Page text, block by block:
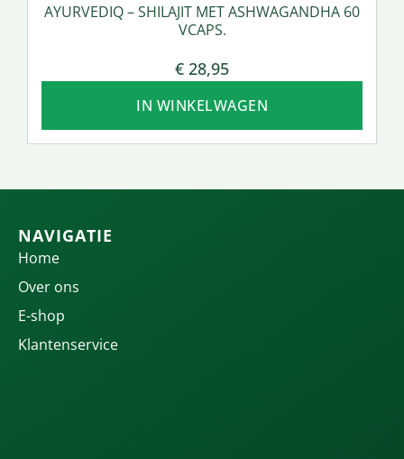
AYURVEDIQ – SHILAJIT MET ASHWAGANDHA 60
VCAPS.
€ 28,95
IN WINKELWAGEN
NAVIGATIE
Home
Over ons
E-shop
Klantenservice